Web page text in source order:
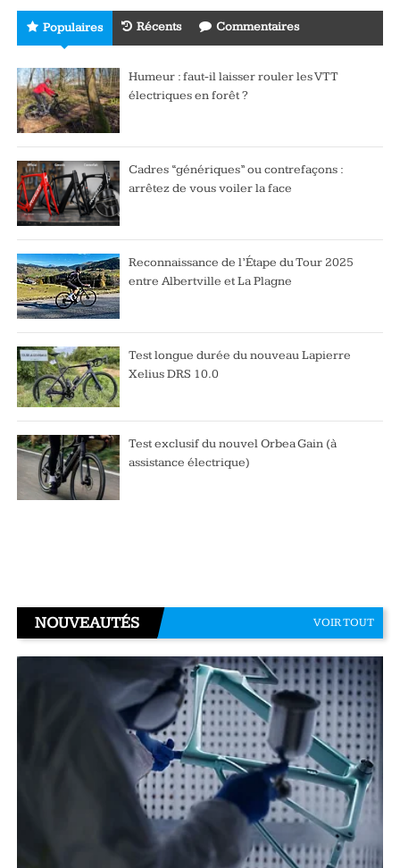
Populaires Récents Commentaires
Humeur : faut-il laisser rouler les VTT
électriques en forêt ?
Cadres “génériques” ou contrefaçons :
arrêtez de vous voiler la face
Reconnaissance de l’Étape du Tour 2025
entre Albertville et La Plagne
Test longue durée du nouveau Lapierre
Xelius DRS 10.0
Test exclusif du nouvel Orbea Gain (à
assistance électrique)
NOUVEAUTÉS VOIR TOUT